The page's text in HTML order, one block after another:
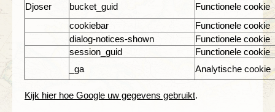
Djoser
bucket_guid
Functionele cookie
cookiebar
Functionele cookie
dialog-notices-shown
Functionele cookie
session_guid
Functionele cookie
_ga
Analytische cookie
Kijk hier hoe Google uw gegevens gebruikt.